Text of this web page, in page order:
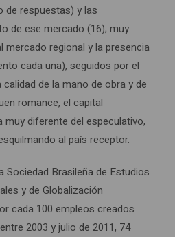
de respuestas) y las
de ese mercado (16); muy
regional y la presencia
cada una), seguidos por el
de la mano de obra y de
romance, el capital
diferente del especulativo,
al país receptor.
Sociedad Brasileña de Estudios
y de Globalización
cada 100 empleos creados
2003 y julio de 2011, 74